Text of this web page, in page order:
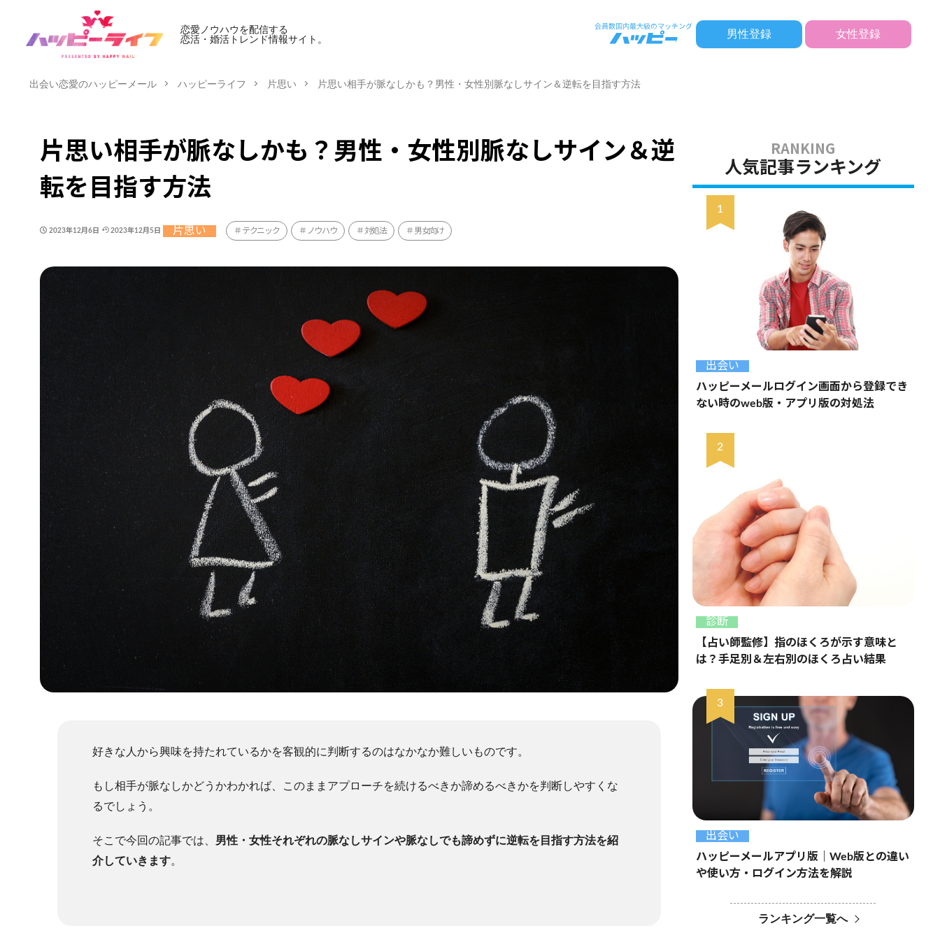
恋愛ノウハウを配信する
恋活・婚活トレンド情報サイト。
男性登録 女性登録
出会い恋愛のハッピーメール ハッピーライフ 片思い 片思い相手が脈なしかも？男性・女性別脈なしサイン＆逆転を目指す方法
片思い相手が脈なしかも？男性・女性別脈なしサイン＆逆
転を目指す方法
2023年12月6日 2023年12月5日 片思い テクニック ノウハウ 対処法 男女向け
好きな人から興味を持たれているかを客観的に判断するのはなかなか難しいものです。
もし相手が脈なしかどうかわかれば、このままアプローチを続けるべきか諦めるべきかを判断しやすくな
るでしょう。
そこで今回の記事では、 男性・女性それぞれの脈なしサインや脈なしでも諦めずに逆転を目指す方法を紹
介していきます。
人気記事ランキング
出会い
ハッピーメールログイン画面から登録でき
ない時のweb版・アプリ版の対処法
診断
【占い師監修】指のほくろが示す意味と
は？手足別＆左右別のほくろ占い結果
出会い
ハッピーメールアプリ版｜Web版との違い
や使い方・ログイン方法を解説
ランキング一覧へ